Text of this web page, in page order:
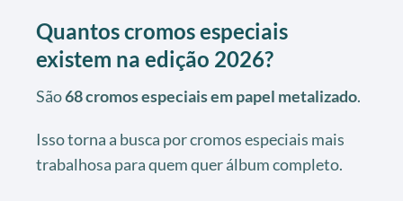
Quantos cromos especiais
existem na edição 2026?
São68 cromos especiais em papel metalizado.
Isso torna a busca por cromos especiais mais
trabalhosa para quem quer álbum completo.